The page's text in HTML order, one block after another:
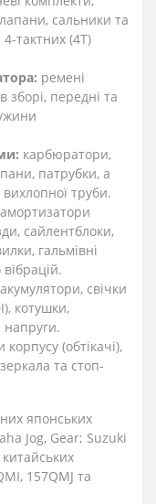
сальники та
тактних (4T)
ремені
зборі, передні та
карбюратори,
патрубки, а
труби.
амортизатори
сайлентблоки,
гальмівні
акумулятори, свічки
котушки,
напруги.
(обтікачі),
та стоп-
японських
Jog, Gear; Suzuki
157QMJ та